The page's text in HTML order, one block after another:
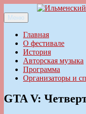
к
содержимому
Ильменский фестиваль
Меню
Главная
О фестивале
История
Авторская музыка
Программа
Организаторы и
GTA V: